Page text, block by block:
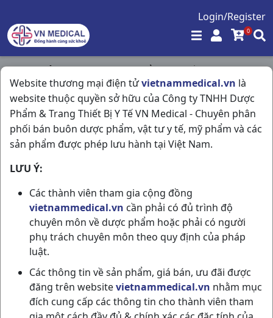
Login/Register
0
Website thương mại điện tửvietnammedical.vn là
website thuộc quyền sở hữu của Công ty TNHH Dược
Phẩm & Trang Thiết Bị Y Tế VN Medical - Chuyên phân
phối bán buôn dược phẩm, vật tư y tế, mỹ phẩm và các
sản phẩm được phép lưu hành tại Việt Nam.
LƯU Ý:
Các thành viên tham gia cộng đồng
vietnammedical.vn cần phải có đủ trình độ
chuyên môn về dược phẩm hoặc phải có người
phụ trách chuyên môn theo quy định của pháp
luật.
Các thông tin về sản phẩm, giá bán, ưu đãi được
đăng trên websitevietnammedical.vn nhằm mục
đích cung cấp các thông tin cho thành viên tham
Trang chủ / Tim Mạch - Lợi Tiểu- Nội Tiết /
Micardis 40mg H30v Boehringer